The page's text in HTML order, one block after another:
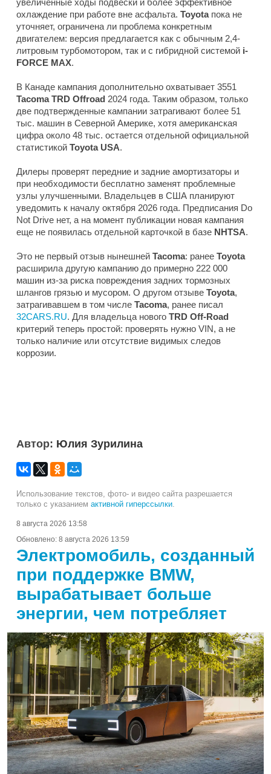
охлаждение при работе вне асфальта. Toyotaпока не
уточняет, ограничена ли проблема конкретным
двигателем: версия предлагается как с обычным 2,4-
литровым турбомотором, так и с гибридной системой i-
FORCE MAX.
В Канаде кампания дополнительно охватывает 3551
Tacoma TRD Offroad 2024 года. Таким образом, только
две подтвержденные кампании затрагивают более 51
тыс. машин в Северной Америке, хотя американская
цифра около 48 тыс. остается отдельной официальной
статистикой Toyota USA.
Дилеры проверят передние и задние амортизаторы и
при необходимости бесплатно заменят проблемные
узлы улучшенными. Владельцев в США планируют
уведомить к началу октября 2026 года. Предписания Do
Not Drive нет, а на момент публикации новая кампания
еще не появилась отдельной карточкой в базе NHTSA.
Это не первый отзыв нынешней Tacoma: ранее Toyota
расширила другую кампанию до примерно 222 000
машин из-за риска повреждения задних тормозных
шлангов грязью и мусором. О другом отзыве Toyota,
затрагивавшем в том числе Tacoma, ранее писал
32CARS.RU. Для владельца нового TRD Off-Road
критерий теперь простой: проверять нужно VIN, а не
только наличие или отсутствие видимых следов
коррозии.
Автор: Юлия Зурилина
Использование текстов, фото- и видео сайта разрешается
только с указанием активной гиперссылки
8 августа 2026 13:58
Обновлено: 8 августа 2026 13:59
Электромобиль, созданный
при поддержке BMW,
вырабатывает больше
энергии, чем потребляет